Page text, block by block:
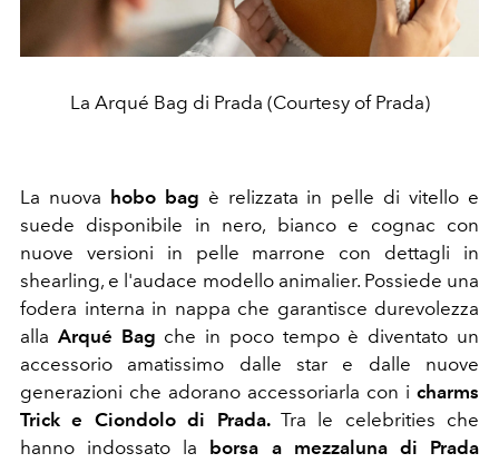
La Arqué Bag di Prada (Courtesy of Prada)
La nuova hobo bag è relizzata in pelle di vitello e
suede disponibile in nero, bianco e cognac con
nuove versioni in pelle marrone con dettagli in
shearling, e l'audace modello animalier. Possiede una
fodera interna in nappa che garantisce durevolezza
alla Arqué Bag che in poco tempo è diventato un
accessorio amatissimo dalle star e dalle nuove
generazioni che adorano accessoriarla con i charms
Trick e Ciondolo di Prada. Tra le celebrities che
hanno indossato la borsa a mezzaluna di Prada